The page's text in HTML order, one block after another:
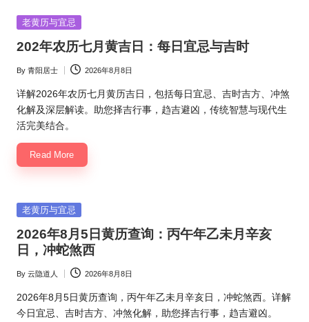
Posted
老黄历与宜忌
202年农历七月黄吉日：每日宜忌与吉时
Posted
by
By 青阳居士 2026年8月8日
详解2026年农历七月黄历吉日，包括每日宜忌、吉时吉方、冲煞
化解及深层解读。助您择吉行事，趋吉避凶，传统智慧与现代生
活完美结合。
Read More
Posted
老黄历与宜忌
2026年8月5日黄历查询：丙午年乙未月辛亥
日，冲蛇煞西
Posted
by
By 云隐道人 2026年8月8日
2026年8月5日黄历查询，丙午年乙未月辛亥日，冲蛇煞西。详解
今日宜忌、吉时吉方、冲煞化解，助您择吉行事，趋吉避凶。